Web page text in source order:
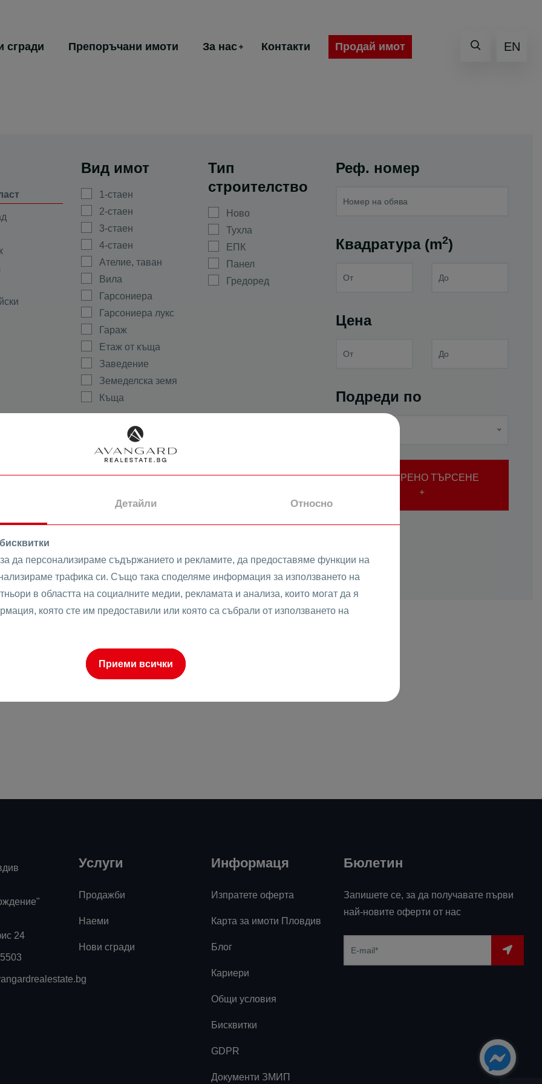
сгради Препоръчани имоти За нас Контакти Продай имот EN
Вид имот
1-стаен
2-стаен
3-стаен
4-стаен
Ателие, таван
Вила
Гарсониера
Гарсониера лукс
Гараж
Етаж от къща
Заведение
Земеделска земя
Къща
Магазин
Мезонет
Многостаен
Офис
Партер
Самостоятелни
Къщи
Калкан Къщи
Редови Къщи
строителство
Търговско
Тип
строителство
Ново
Тухла
ЕПК
Панел
Гредоред
Реф. номер
Квадратура (m2)
Цена
Подреди по
РАЗШИРЕНО ТЪРСЕНЕ
ТЪРСИ ИЗЧИСТИ
Имоти в НАП Магазин
24
Услуги
Продажби
Наеми
Нови сгради
Информаця
Изпратете оферта
Карта за имоти Пловдив
Блог
Кариери
Общи условия
Бисквитки
GDPR
Документи ЗМИП
Бюлетин
Запишете се, за да получавате първи
най-новите оферти от нас
Детайли Относно
да персонализираме съдържанието и рекламите, да предоставяме функции на
трафика си. Също така споделяме информация за използването на
в областта на социалните медии, рекламата и анализа, които могат да я
която сте им предоставили или която са събрали от използването на
Приеми всички